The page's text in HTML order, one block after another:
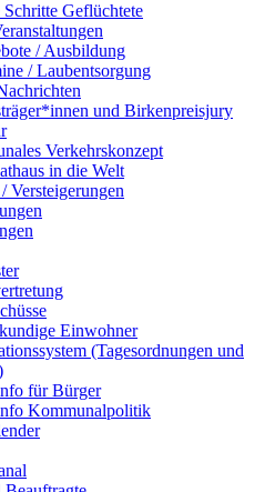
Schritte Geflüchtete
/ Ausbildung
/ Laubentsorgung
und Birkenpreisjury
Verkehrskonzept
in die Welt
Versteigerungen
Einwohner
(Tagesordnungen und
für Bürger
Kommunalpolitik